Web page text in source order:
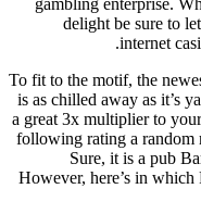
delight be sure to
internet
To fit to the motif, the
is as chilled away as it’s
a great 3x multiplier to
following rating a random
Sure, it is a pub
However, here’s in